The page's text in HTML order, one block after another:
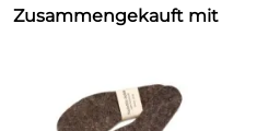
Zusammengekauft mit